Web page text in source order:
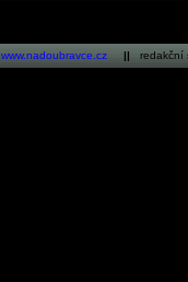
www.nadoubravce.cz || redakční